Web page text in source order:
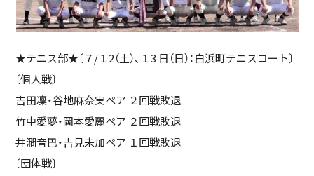
★テニス部★〔７/１2（土）、１3 日（日）：白浜町テニスコート〕
〔個人戦〕
吉田凜・谷地麻奈実ペア ２回戦敗退
竹中愛夢・岡本愛麗ペア ２回戦敗退
井澗音巴・吉見未加ペア １回戦敗退
〔団体戦〕